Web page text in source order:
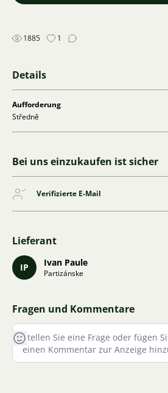
1885 1
Details
Aufforderung
Středně
Bei uns einzukaufen ist sicher
Verifizierte E-Mail
Lieferant
IP Ivan Paule
Partizánske
Fragen und Kommentare